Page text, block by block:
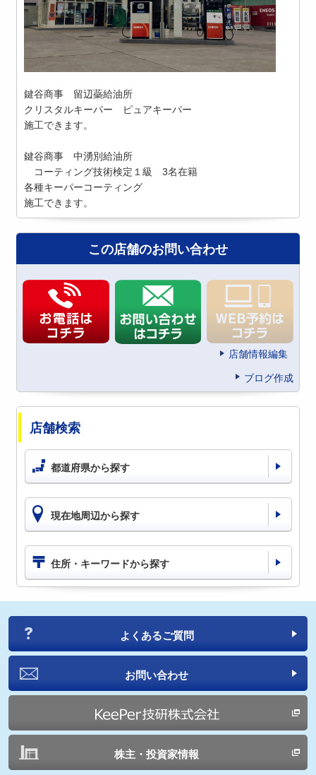
鍵谷商事 留辺蘂給油所
クリスタルキーパー ピュアキーパー
施工できます。
鍵谷商事 中湧別給油所
コーティング技術検定１級 3名在籍
各種キーパーコーティング
施工できます。
この店舗のお問い合わせ
店舗情報編集
ブログ作成
店舗検索
都道府県から探す
現在地周辺から探す
住所・キーワードから探す
よくあるご質問
お問い合わせ
株主・投資家情報